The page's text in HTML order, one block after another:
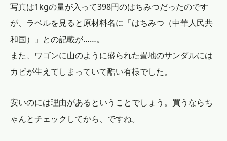
写真は1kgの量が入って398円のはちみつだったのです
が、ラベルを見ると原材料名に「はちみつ（中華人民共
和国）」との記載が……。
また、ワゴンに山のように盛られた畳地のサンダルには
カビが生えてしまっていて酷い有様でした。
安いのには理由があるということでしょう。買うならち
ゃんとチェックしてから、ですね。